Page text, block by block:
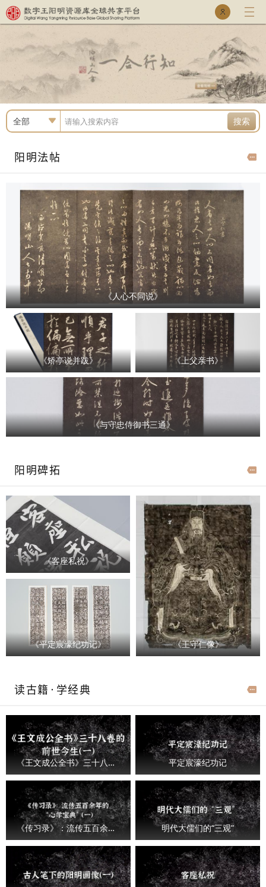
乐童库
专家库
全部 搜索
阳明法帖
《人心不同说》
《矫亭说并跋》 《上父亲书》
《与守忠侍御书三通》
阳明碑拓
《客座私祝》
《平定宸濠纪功记》 《王守仁像》
读古籍·学经典
《王文成公全书》三十八卷的前世今生（一） 平定宸濠纪功记
《传习录》：流传五百余年的“心学宝典”（一） 明代大儒们的“三观”